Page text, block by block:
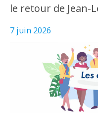
le retour de Jean-
7 juin 2026